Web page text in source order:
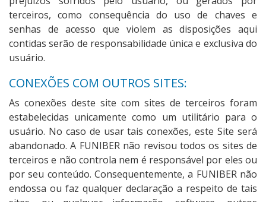
terceiros, como consequência do uso de chaves e
senhas de acesso que violem as disposições aqui
contidas serão de responsabilidade única e exclusiva do
usuário.
CONEXÕES COM OUTROS SITES:
As conexões deste site com sites de terceiros foram
estabelecidas unicamente como um utilitário para o
usuário. No caso de usar tais conexões, este Site será
abandonado. A FUNIBER não revisou todos os sites de
terceiros e não controla nem é responsável por eles ou
por seu conteúdo. Consequentemente, a FUNIBER não
endossa ou faz qualquer declaração a respeito de tais